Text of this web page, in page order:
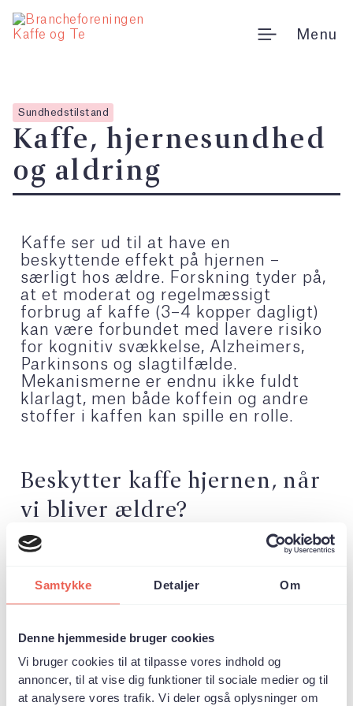
Samtykke Detaljer Om
Denne hjemmeside bruger cookies
Vi bruger cookies til at tilpasse vores indhold og
annoncer, til at vise dig funktioner til sociale medier og til
at analysere vores trafik. Vi deler også oplysninger om
indholdet
Menu
Sundhedstilstand
Kaffe, hjernesundhed
og aldring
Kaffe ser ud til at have en
beskyttende effekt på hjernen –
særligt hos ældre. Forskning tyder på,
at et moderat og regelmæssigt
forbrug af kaffe (3–4 kopper dagligt)
kan være forbundet med lavere risiko
for kognitiv svækkelse, Alzheimers,
Parkinsons og slagtilfælde.
Mekanismerne er endnu ikke fuldt
klarlagt, men både koffein og andre
stoffer i kaffen kan spille en rolle.
Beskytter kaffe hjernen, når
vi bliver ældre?
kvinder over 80 år – kan opleve langsommere
mulige antiinflammatoriske stoffer i kaffen, men
der er behov for mere viden om de præcise
Nedsætter kaffe risikoen for
Alzheimers?
Måske. Flere studier viser, at personer, der